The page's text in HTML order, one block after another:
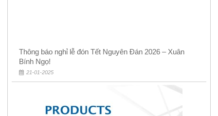
Thông báo nghỉ lễ đón Tết Nguyên Đán 2026 – Xuân
Bính Ngọ!
21-01-2025